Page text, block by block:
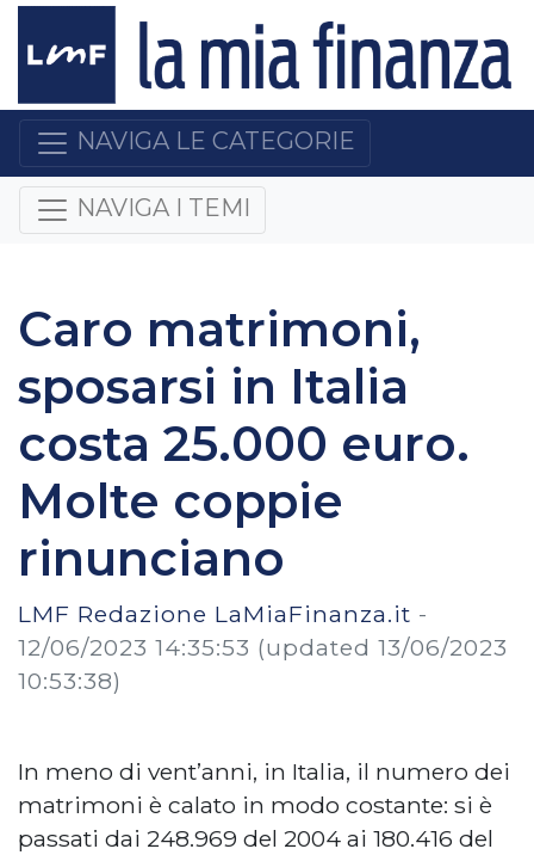
NAVIGA LE CATEGORIE
NAVIGA I TEMI
Caro matrimoni,
sposarsi in Italia
costa 25.000 euro.
Molte coppie
rinunciano
LMF Redazione LaMiaFinanza.it -
12/06/2023 14:35:53 (updated 13/06/2023
10:53:38)
In meno di vent’anni, in Italia, il numero dei
matrimoni è calato in modo costante: si è
passati dai 248.969 del 2004 ai 180.416 del